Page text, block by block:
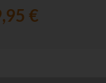
€